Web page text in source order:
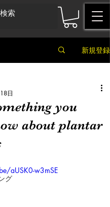
新規登録
グ
you
about plantar
日
aUSK0-w3mSE